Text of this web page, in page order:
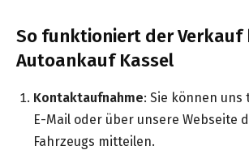
So funktioniert der Verkauf
Autoankauf Kassel
Kontaktaufnahme: Sie können
E-Mail oder über unsere Webseite
Fahrzeugs mitteilen.